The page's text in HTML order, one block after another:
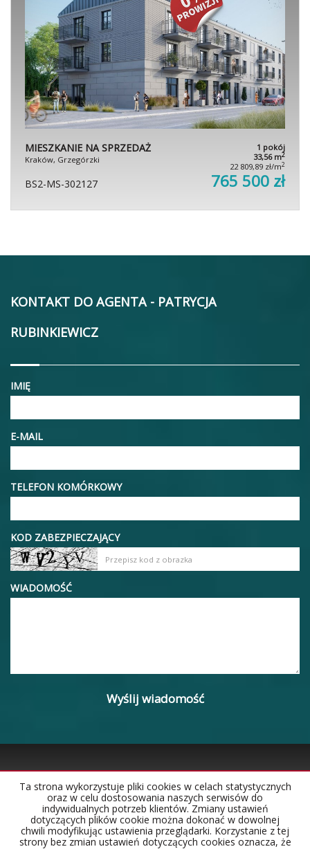
MIESZKANIE NA SPRZEDAŻ
Kraków, Grzegórzki
1 pokój
33,56 m2
22 809,89 zł/m2
BS2-MS-302127 765 500 zł
KONTAKT DO AGENTA - PATRYCJA
RUBINKIEWICZ
IMIĘ
E-MAIL
TELEFON KOMÓRKOWY
KOD ZABEZPIECZAJĄCY
WIADOMOŚĆ
Strona główna Notatnik Kontakt
Ta strona wykorzystuje pliki cookies w celach statystycznych
oraz w celu dostosowania naszych serwisów do
indywidualnych potrzeb klientów. Zmiany ustawień
dotyczących plików cookie można dokonać w dowolnej
chwili modyfikując ustawienia przeglądarki. Korzystanie z tej
strony bez zmian ustawień dotyczących cookies oznacza, że